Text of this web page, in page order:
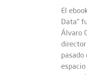
El
Data"
Álvaro
pasado